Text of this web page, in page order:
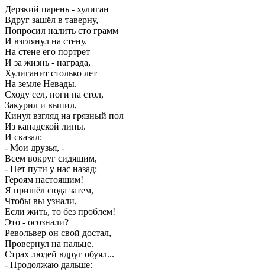
Дерзкий парень - хулиган
Вдруг зашёл в таверну,
Попросил налить сто грамм
И взглянул на стену.
На стене его портрет
И за жизнь - награда,
Хулиганит столько лет
На земле Невады.
Сходу сел, ноги на стол,
Закурил и выпил,
Кинул взгляд на грязный пол
Из канадской липы.
И сказал:
- Мои друзья, -
Всем вокруг сидящим,
- Нет пути у нас назад:
Героям настоящим!
Я пришёл сюда затем,
Чтобы вы узнали,
Если жить, то без проблем!
Это - осознали?
Револьвер он свой достал,
Провернул на пальце.
Страх людей вдруг обуял...
- Продолжаю дальше: